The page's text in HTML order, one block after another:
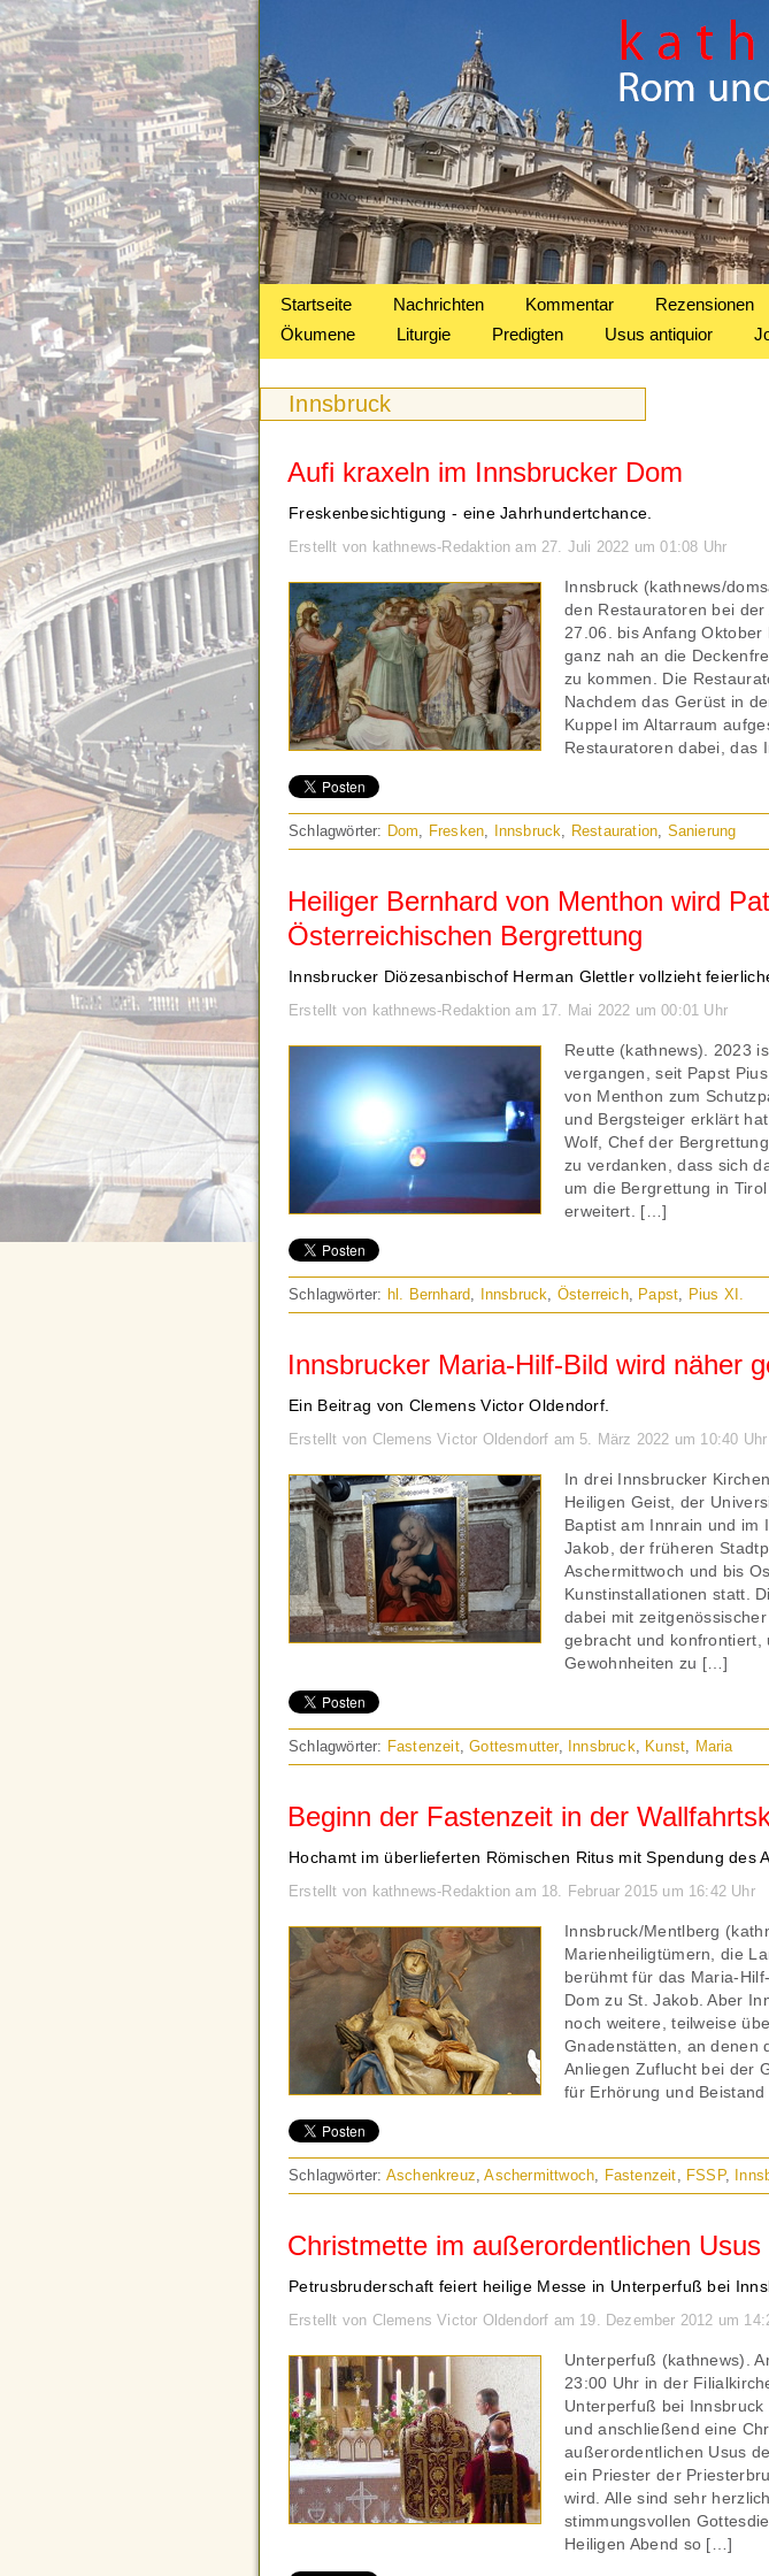
Startseite Nachrichten Kommentar Rezensionen
Ökumene
Liturgie Predigten Usus antiquior
Innsbruck
Aufi kraxeln im Innsbrucker Dom
Freskenbesichtigung - eine Jahrhundertchance.
Erstellt von kathnews-Redaktion am 27. Juli 2022 um 01:08 Uhr
Innsbruck (kathnews/
den Restauratoren bei
27.06. bis Anfang Oktober
ganz nah an die
zu kommen. Die
Nachdem das Gerüst in
Kuppel im Altarraum
Restauratoren dabei, das
Schlagwörter: Dom, Fresken, Innsbruck, Restauration, Sanierung
Heiliger Bernhard von Menthon wird
Österreichischen Bergrettung
Innsbrucker Diözesanbischof Herman Glettler vollzieht
Erstellt von kathnews-Redaktion am 17. Mai 2022 um 00:01 Uhr
Reutte (kathnews). 2023
vergangen, seit Papst
von Menthon zum
und Bergsteiger erklärt
Wolf, Chef der
zu verdanken, dass sich
um die Bergrettung in
erweitert. […]
Schlagwörter: hl. Bernhard, Innsbruck, Österreich, Papst, Pius XI.
Innsbrucker Maria-Hilf-Bild wird näher
Ein Beitrag von Clemens Victor Oldendorf.
Erstellt von Clemens Victor Oldendorf am 5. März 2022 um 10:40 Uhr
In drei Innsbrucker
Heiligen Geist, der
Baptist am Innrain und im
Jakob, der früheren
Aschermittwoch und bis
Kunstinstallationen statt.
dabei mit
gebracht und konfrontiert,
Gewohnheiten zu […]
Schlagwörter: Fastenzeit,Gottesmutter, Innsbruck, Kunst, Maria
Beginn der Fastenzeit in der
Hochamt im überlieferten Römischen Ritus mit Spendung des
Erstellt von kathnews-Redaktion am 18. Februar 2015 um 16:42 Uhr
Innsbruck/Mentlberg
Marienheiligtümern, die
berühmt für das Maria-
Dom zu St. Jakob. Aber
noch weitere, teilweise
Gnadenstätten, an denen
Anliegen Zuflucht bei der
für Erhörung und
Schlagwörter: Aschenkreuz,Aschermittwoch, Fastenzeit, FSSP,
Christmette im außerordentlichen Usus
Petrusbruderschaft feiert heilige Messe in Unterperfuß bei
Erstellt von Clemens Victor Oldendorf am 19. Dezember 2012 um
Unterperfuß (kathnews).
23:00 Uhr in der
Unterperfuß bei
und anschließend eine
außerordentlichen Usus
ein Priester der
wird. Alle sind sehr
stimmungsvollen
Heiligen Abend so […]